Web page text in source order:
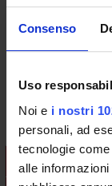
Consenso
Uso
Noi e i nostri
personali, ad
tecnologie
alle
Coordinator
Teaching is